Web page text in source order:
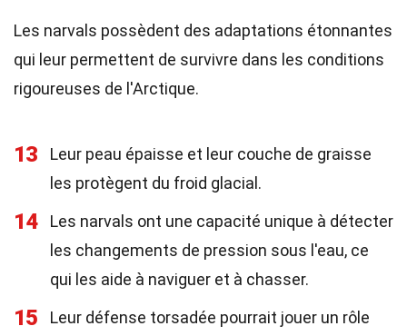
Les narvals possèdent des adaptations étonnantes
qui leur permettent de survivre dans les conditions
rigoureuses de l'Arctique.
13
Leur peau épaisse et leur couche de graisse
les protègent du froid glacial.
14
Les narvals ont une capacité unique à détecter
les changements de pression sous l'eau, ce
qui les aide à naviguer et à chasser.
15
Leur défense torsadée pourrait jouer un rôle